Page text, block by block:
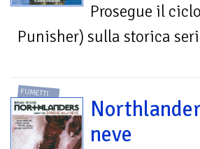
Prosegue il
Punisher) sulla storica
FUMETTI
neve